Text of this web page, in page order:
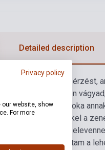
Detailed description
Talán ismered azt az érzést,
egymással, és minden
ez volt az igazi oka
ezekkel a
mindig csodálatosan
megpróbáltam a
Privacy policy
website, show
For more